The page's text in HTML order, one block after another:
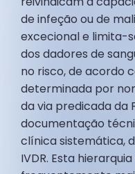
de infeção ou de
excecional e limita-
dos dadores de
no risco, de acordo
determinada por
da via predicada da
documentação
clínica sistemática,
IVDR. Esta